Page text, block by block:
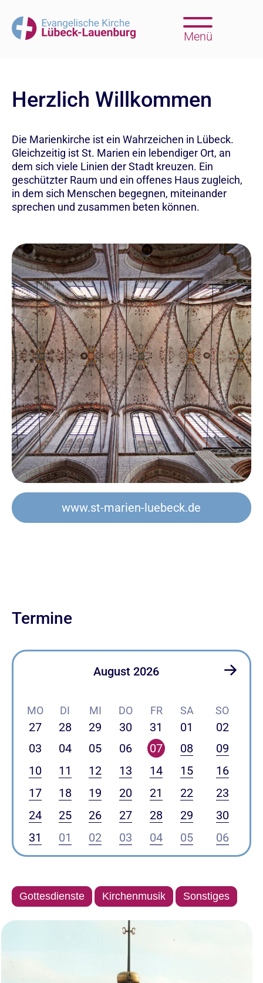
Menü
Herzlich Willkommen
Die Marienkirche ist ein Wahrzeichen in Lübeck.
Gleichzeitig ist St. Marien ein lebendiger Ort, an
dem sich viele Linien der Stadt kreuzen. Ein
geschützter Raum und ein offenes Haus zugleich,
in dem sich Menschen begegnen, miteinander
sprechen und zusammen beten können.
www.st-marien-luebeck.de
Termine
August 2026
MO DI MI DO FR SA SO
27 28 29 30 31 01
02
03
04 05 06 07 08
09
10
11 12 13 14 15
16
17
18 19 20 21 22
23
24
25 26 27 28 29
30
31
01 02 03 04 05 06
Gottesdienste Kirchenmusik Sonstiges